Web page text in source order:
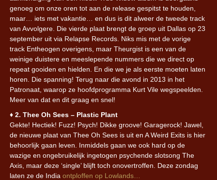
genoeg om onze oren tot aan de release gespitst te houden,
maar… iets met vakantie… en dus is dit alweer de tweede track
van Avvolgere. Die vierde plaat brengt de groep uit Dallas op 23
september uit via Relapse Records. Niks mis met de vorige
track Entheogen overigens, maar Theurgist is een van de
weinige duistere en meeslepende nummers die we direct op
repeat gooiden en hielden. En die we je als eerste moeten laten
horen. Die spanning! Terug naar die avond in 2013 in het
Patronaat, waarop ze hoofdprogramma Kurt Vile wegspeelden.
Meer van dat en dit graag en snel!
♦︎ 2. Thee Oh Sees – Plastic Plant
Gekte! Hectiek! Fuzz! Psych! Dikke groove! Garagerock! Jawel,
de nieuwe plaat van Thee Oh Sees is uit en A Weird Exits is hier
behoorlijk gaan leven. Inmiddels gaan we ook hard op de
wazige en ongebruikelijk ingetogen psychende slotsong The
Axis, maar deze ‘single’ blijft toch onovertroffen. Deze zondag
laten ze de India ontploffen op Lowlands…